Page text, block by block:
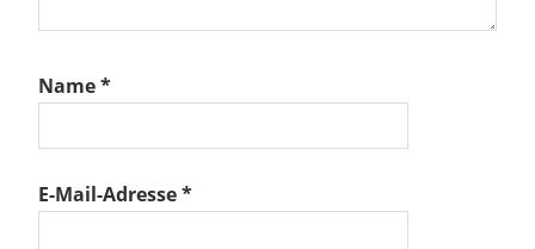
Name*
E-Mail-Adresse*